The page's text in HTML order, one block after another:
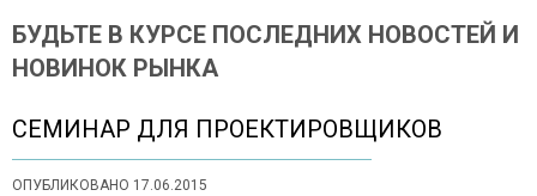
БУДЬТЕ В КУРСЕ ПОСЛЕДНИХ НОВОСТЕЙ И
НОВИНОК РЫНКА
СЕМИНАР ДЛЯ ПРОЕКТИРОВЩИКОВ
ОПУБЛИКОВАНО 17.06.2015